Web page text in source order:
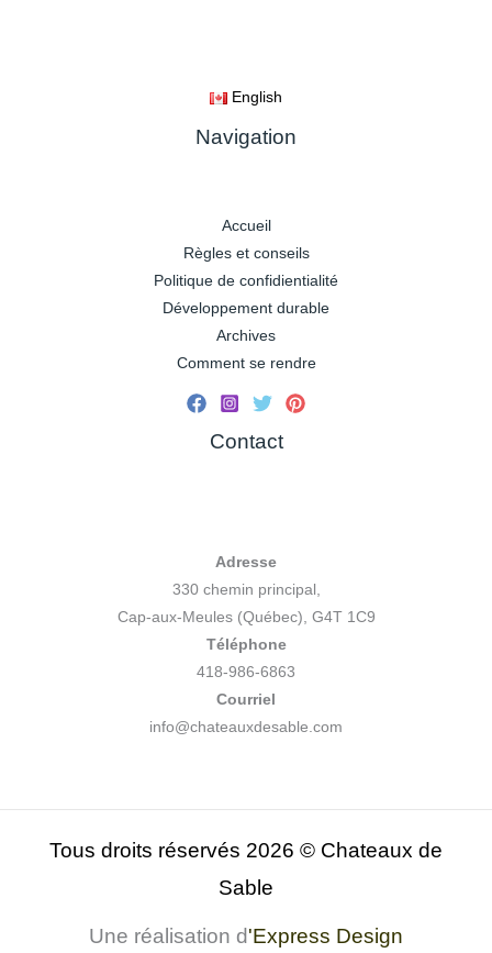
English
Navigation
Accueil
Règles et conseils
Politique de confidientialité
Développement durable
Archives
Comment se rendre
Contact
Adresse
330 chemin principal,
Cap-aux-Meules (Québec), G4T 1C9
Téléphone
418-986-6863
Courriel
info@chateauxdesable.com
Tous droits réservés 2026 © Chateaux de
Sable
Une réalisation d'Express Design